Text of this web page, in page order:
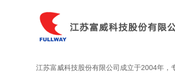
江苏富威科技股份有限公司成立于2004年，